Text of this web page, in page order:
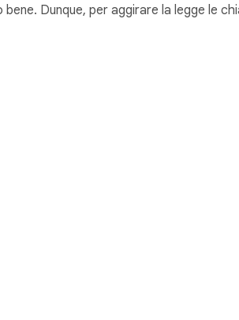
Dunque, per aggirare la legge le